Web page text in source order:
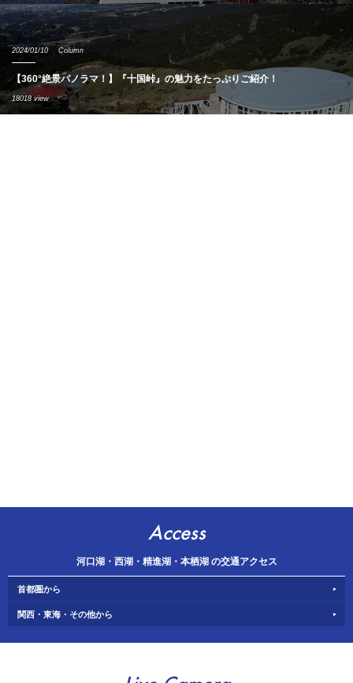
2024/01/10 Column
【360°絶景パノラマ！】『十国峠』の魅力をたっぷりご紹介！
18018 view
Access
河口湖・西湖・精進湖・本栖湖 の交通アクセス
首都圏から
関西・東海・その他から